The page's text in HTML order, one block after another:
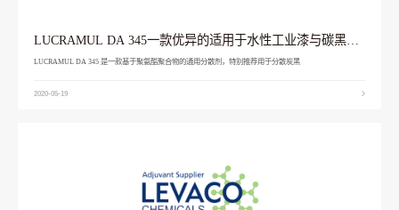
LUCRAMUL DA 345一款优异的适用于水性工业漆与碳黑的
LUCRAMUL DA 345 是一款基于聚氨酯聚合物的通用分散剂，特别推荐用于分散炭黑
2020-05-19